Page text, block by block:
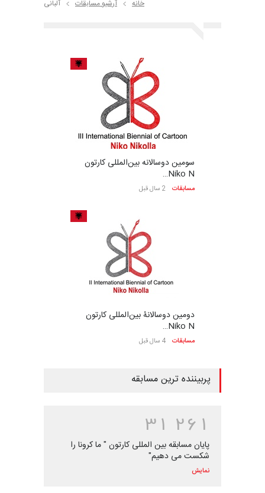
خانه آرشیو مسابقات آلبانی
سومین دوسالانه بین‌المللی کارتون
Niko N…
مسابقات 2 سال قبل
دومین دوسالانۀ بین‌المللی کارتون
Niko N…
مسابقات 4 سال قبل
پربیننده ترین مسابقه
31 26 1
پایان مسابقه بین المللی کارتون " ما کرونا را
شکست می دهیم"
نمایش